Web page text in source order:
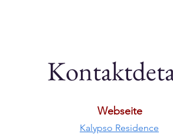
Webseite
Kalypso Residence